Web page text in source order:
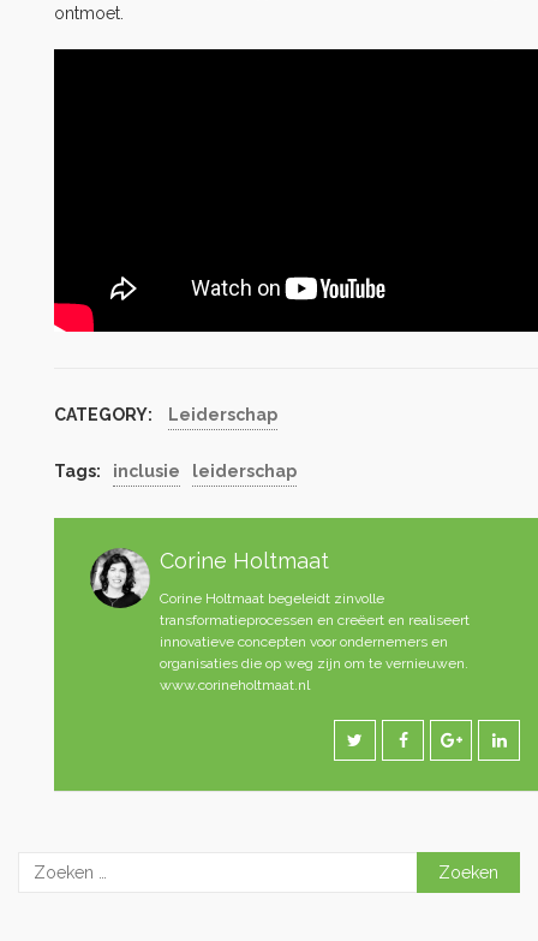
ontmoet.
CATEGORY: Leiderschap
Tags: inclusie leiderschap
Corine Holtmaat
Corine Holtmaat begeleidt zinvolle
transformatieprocessen en creëert en realiseert
innovatieve concepten voor ondernemers en
organisaties die op weg zijn om te vernieuwen.
www.corineholtmaat.nl
Zoeken